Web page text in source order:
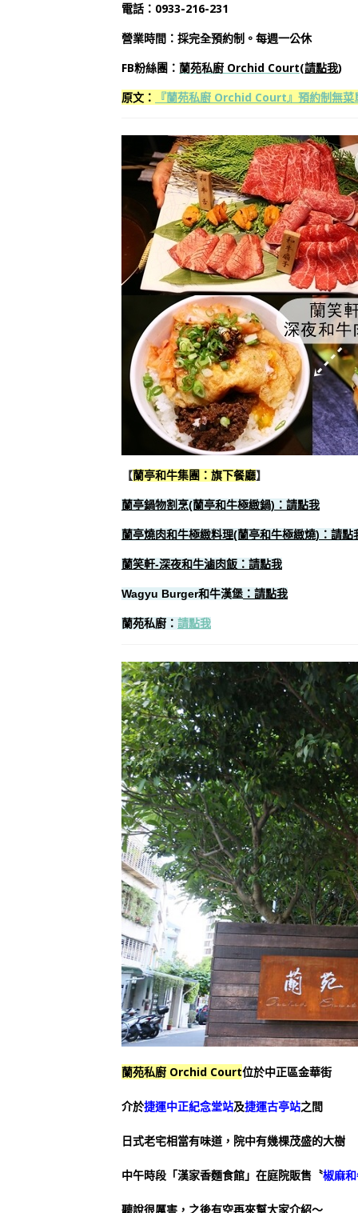
電話：0933-216-231
營業時間：採完全預約制。每週一公休
FB粉絲團： 蘭苑私廚 Orchid Court(請點我)
原文：
『蘭苑私廚 Orchid Court』預約制無
【蘭亭和牛集團：旗下餐廳】
蘭亭鍋物割烹(蘭亭和牛極緻鍋)：請點我
蘭亭燒肉和牛極緻料理(蘭亭和牛極緻燒)：請點
蘭笑軒-深夜和牛滷肉飯：請點我
Wagyu Burger和牛漢堡 ：請點我
蘭苑私廚： 請點我
蘭苑私廚 Orchid Court位於中正區金華街
介於捷運中正紀念堂站及捷運古亭站之間
日式老宅相當有味道，院中有幾棵茂盛的大樹
中午時段「漢家香麵食館」在庭院販售〝椒麻
聽說很厲害，之後有空再來幫大家介紹～